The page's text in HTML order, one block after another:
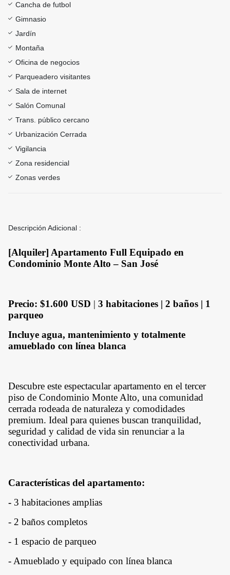
Cancha de futbol
Gimnasio
Jardín
Montaña
Oficina de negocios
Parqueadero visitantes
Sala de internet
Salón Comunal
Trans. público cercano
Urbanización Cerrada
Vigilancia
Zona residencial
Zonas verdes
Descripción Adicional :
[Alquiler] Apartamento Full Equipado en
Condominio Monte Alto – San José
Precio: $1.600 USD | 3 habitaciones | 2 baños | 1
parqueo
Incluye agua, mantenimiento y totalmente
amueblado con línea blanca
Descubre este espectacular apartamento en el tercer
piso de Condominio Monte Alto, una comunidad
cerrada rodeada de naturaleza y comodidades
premium. Ideal para quienes buscan tranquilidad,
seguridad y calidad de vida sin renunciar a la
conectividad urbana.
Características del apartamento:
- 3 habitaciones amplias
- 2 baños completos
- 1 espacio de parqueo
- Amueblado y equipado con línea blanca